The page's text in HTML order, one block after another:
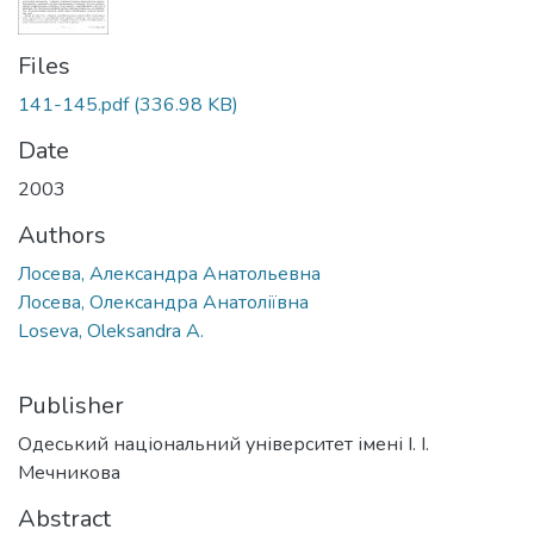
Files
141-145.pdf(336.98 KB)
Date
2003
Authors
Лосева, Александра Анатольевна
Лосева, Олександра Анатоліївна
Loseva, Oleksandra A.
Publisher
Одеський національний університет імені І. І.
Мечникова
Abstract